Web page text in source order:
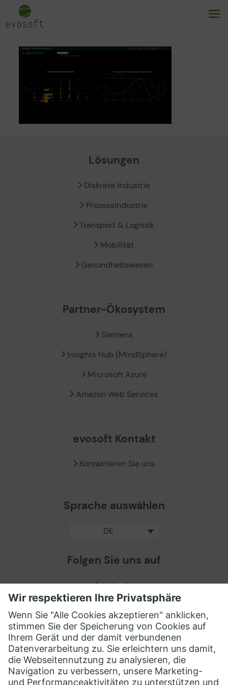
Lösungen
Diskrete Industrie
Prozessindustrie
Transport & Logistik
Mobilität
Gesundheitswesen
Partner-Ökosystem
Siemens
Insights Hub (MindSphere)
Microsoft Azure
Amazon Web Services
evosoft Kontakt
Kontaktieren Sie uns
Sprache auswählen
DE
Folgen Sie uns auf
LinkedIn
Facebook
X / Twitter
XING